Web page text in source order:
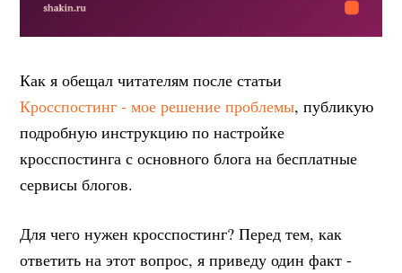
Как я обещал читателям после статьи
Кросспостинг - мое решение проблемы, публикую
подробную инструкцию по настройке
кросспостинга с основного блога на бесплатные
сервисы блогов.
Для чего нужен кросспостинг? Перед тем, как
ответить на этот вопрос, я приведу один факт -